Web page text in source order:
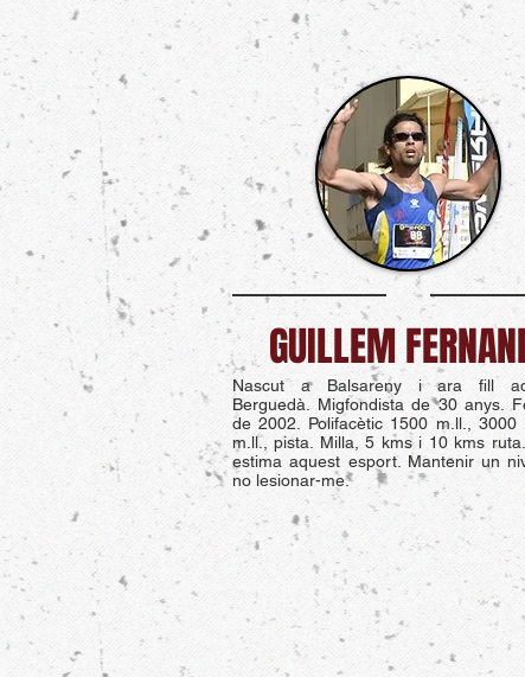
GUILLEM
Nascut a Balsareny i ara fill
Berguedà. Migfondista de 30 anys.
de 2002. Polifacètic 1500 m.ll., 3000
m.ll., pista. Milla, 5 kms i 10 kms
estima aquest esport. Mantenir un
no lesionar-me.